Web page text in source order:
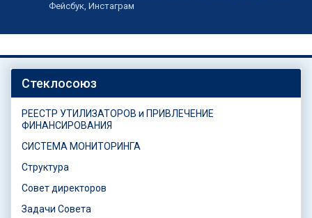
Фейсбук, Инстаграм
Стеклосоюз
РЕЕСТР УТИЛИЗАТОРОВ и ПРИВЛЕЧЕНИЕ
ФИНАНСИРОВАНИЯ
СИСТЕМА МОНИТОРИНГА
Структура
Совет директоров
Задачи Совета